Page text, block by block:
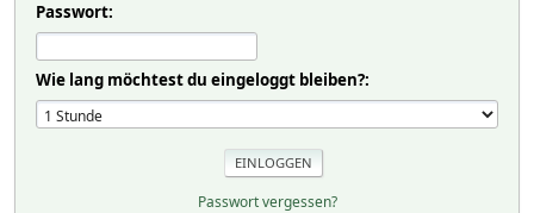
Passwort:
Wie lang möchtest du eingeloggt bleiben?:
Passwort vergessen?